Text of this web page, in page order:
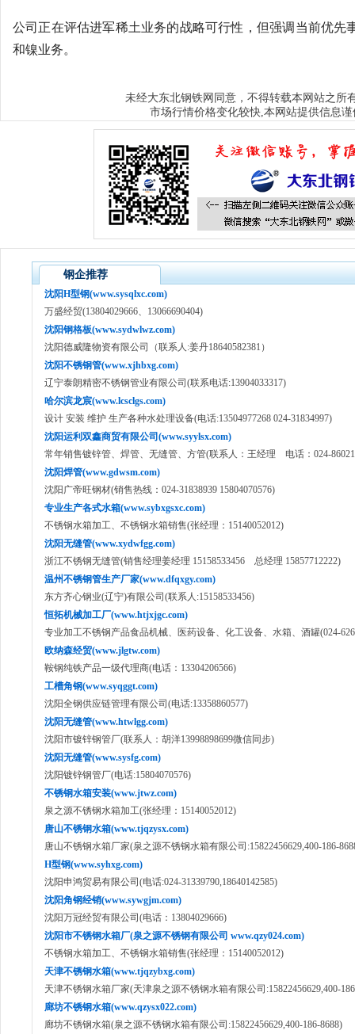
公司正在评估进军稀土业务的战略可行性，但强调当前优先
和镍业务。
未经大东北钢铁网 同意，不得转载本网站之所
市场行情价格变化较快,本网站提供信息
钢企推荐
沈阳H型钢(www.sysqlxc.com)
万盛经贸(13804029666、13066690404)
沈阳钢格板(www.sydwlwz.com)
沈阳德威隆物资有限公司（联系人:姜丹18640582381）
沈阳不锈钢管(www.xjhbxg.com)
辽宁泰朗精密不锈钢管业有限公司(联系电话:13904033317)
哈尔滨龙宸(www.lcsclgs.com)
设计 安装 维护 生产各种水处理设备(电话:13504977268 024-31834997)
沈阳运利双鑫商贸有限公司(www.syylsx.com)
常年销售镀锌管、焊管、无缝管、方管(联系人：王经理 电话：024-
沈阳焊管(www.gdwsm.com)
沈阳广帝旺钢材(销售热线：024-31838939 15804070576)
专业生产各式水箱(www.sybxgsxc.com)
不锈钢水箱加工、不锈钢水箱销售(张经理：15140052012)
沈阳无缝管(www.xydwfgg.com)
浙江不锈钢无缝管(销售经理姜经理 15158533456 总经理 15857712222)
温州不锈钢管生产厂家(www.dfqxgy.com)
东方齐心钢业(辽宁)有限公司(联系人:15158533456)
恒拓机械加工厂(www.htjxjgc.com)
专业加工不锈钢产品食品机械、医药设备、化工设备、水箱、酒罐(024-
欧纳森经贸(www.jlgtw.com)
鞍钢纯铁产品一级代理商(电话：13304206566)
工槽角钢(www.syqggt.com)
沈阳全钢供应链管理有限公司(电话:13358860577)
沈阳无缝管(www.htwlgg.com)
沈阳市镀锌钢管厂(联系人：胡洋13998898699微信同步)
沈阳无缝管(www.sysfg.com)
沈阳镀锌钢管厂(电话:15804070576)
不锈钢水箱安装(www.jtwz.com)
泉之源不锈钢水箱加工(张经理：15140052012)
唐山不锈钢水箱(www.tjqzysx.com)
唐山不锈钢水箱厂家(泉之源不锈钢水箱有限公司:15822456629,400-186-
H型钢(www.syhxg.com)
沈阳申鸿贸易有限公司(电话:024-31339790,18640142585)
沈阳角钢经销(www.sywgjm.com)
沈阳万冠经贸有限公司(电话：13804029666)
沈阳市不锈钢水箱厂(泉之源不锈钢有限公司 www.qzy024.com)
不锈钢水箱加工、不锈钢水箱销售(张经理：15140052012)
天津不锈钢水箱(www.tjqzybxg.com)
天津不锈钢水箱厂家(天津泉之源不锈钢水箱有限公司:15822456629,400-
廊坊不锈钢水箱(www.qzysx022.com)
廊坊不锈钢水箱(泉之源不锈钢水箱有限公司:15822456629,400-186-8688)